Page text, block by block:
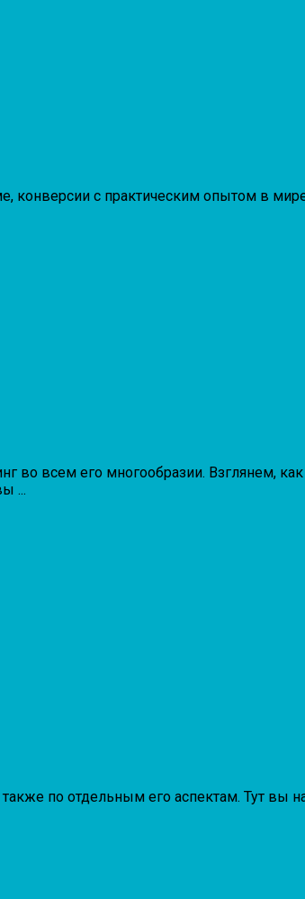
конверсии с практическим опытом в
всем его многообразии. Взглянем, как
...
по отдельным его аспектам. Тут вы